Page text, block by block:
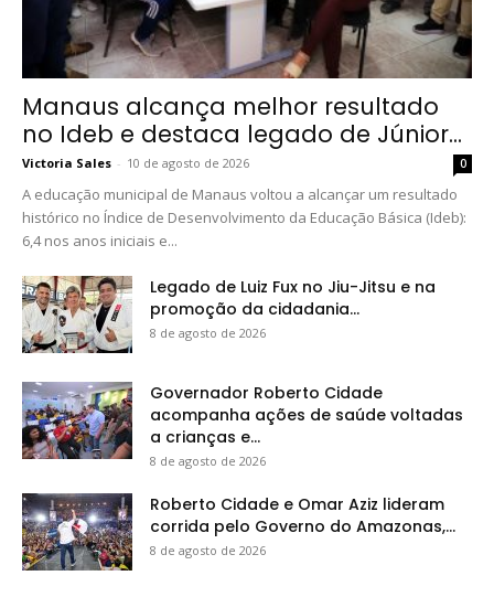
Manaus alcança melhor resultado
no Ideb e destaca legado de Júnior...
Victoria Sales - 10 de agosto de 2026 0
A educação municipal de Manaus voltou a alcançar um resultado
histórico no Índice de Desenvolvimento da Educação Básica (Ideb):
6,4 nos anos iniciais e...
Legado de Luiz Fux no Jiu-Jitsu e na
promoção da cidadania...
8 de agosto de 2026
Governador Roberto Cidade
acompanha ações de saúde voltadas
a crianças e...
8 de agosto de 2026
Roberto Cidade e Omar Aziz lideram
corrida pelo Governo do Amazonas,...
8 de agosto de 2026